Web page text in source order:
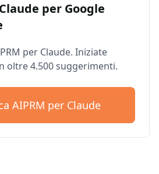
per Google
per Claude. Iniziate
oltre 4.500 suggerimenti.
AIPRM per Claude